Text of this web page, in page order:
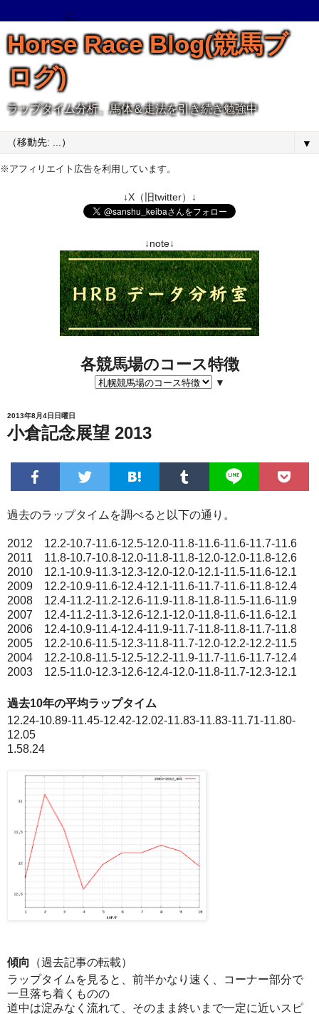
Horse Race Blog(競馬ブ
ログ)
ラップタイム分析、馬体＆走法を引き続き勉強中
▼
※アフィリエイト広告を利用しています。
↓X（旧twitter）↓
↓note↓
各競馬場のコース特徴
▼
2013年8月4日日曜日
小倉記念展望 2013
過去のラップタイムを調べると以下の通り。
2012 12.2-10.7-11.6-12.5-12.0-11.8-11.6-11.6-11.7-11.6
2011 11.8-10.7-10.8-12.0-11.8-11.8-12.0-12.0-11.8-12.6
2010 12.1-10.9-11.3-12.3-12.0-12.0-12.1-11.5-11.6-12.1
2009 12.2-10.9-11.6-12.4-12.1-11.6-11.7-11.6-11.8-12.4
2008 12.4-11.2-11.2-12.6-11.9-11.8-11.8-11.5-11.6-11.9
2007 12.4-11.2-11.3-12.6-12.1-12.0-11.8-11.6-11.6-12.1
2006 12.4-10.9-11.4-12.4-11.9-11.7-11.8-11.8-11.7-11.8
2005 12.2-10.6-11.5-12.3-11.8-11.7-12.0-12.2-12.2-11.5
2004 12.2-10.8-11.5-12.5-12.2-11.9-11.7-11.6-11.7-12.4
2003 12.5-11.0-12.3-12.6-12.4-12.0-11.8-11.7-12.3-12.1
過去10年の平均ラップタイム
12.24-10.89-11.45-12.42-12.02-11.83-11.83-11.71-11.80-
12.05
1.58.24
傾向
（過去記事の転載）
ラップタイムを見ると、前半かなり速く、コーナー部分で
一旦落ち着くものの
道中は淀みなく流れて、そのまま終いまで一定に近いスピ